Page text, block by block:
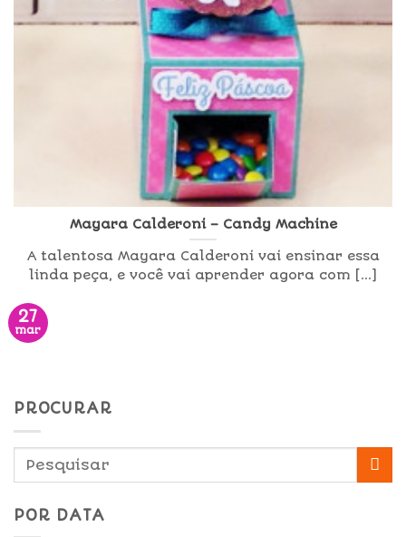
Mayara Calderoni – Candy Machine
A talentosa Mayara Calderoni vai ensinar essa
linda peça, e você vai aprender agora com [...]
27
mar
PROCURAR
POR DATA